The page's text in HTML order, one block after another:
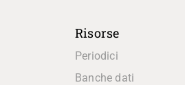
Risorse
Periodici
Banche dati